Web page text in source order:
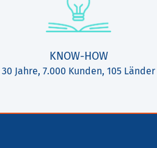
KNOW-HOW
30 Jahre, 7.000 Kunden, 105 Länder